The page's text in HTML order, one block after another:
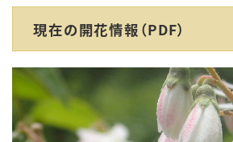
現在の開花情報（PDF）